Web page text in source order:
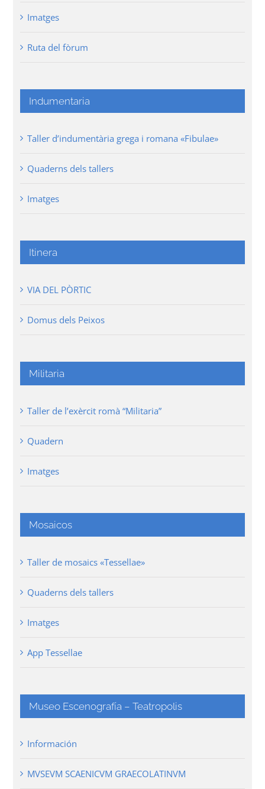
Imatges
Ruta del fòrum
Indumentaria
Taller d’indumentària grega i romana «Fibulae»
Quaderns dels tallers
Imatges
Itinera
VIA DEL PÒRTIC
Domus dels Peixos
Militaria
Taller de l’exèrcit romà “Militaria”
Quadern
Imatges
Mosaicos
Taller de mosaics «Tessellae»
Quaderns dels tallers
Imatges
App Tessellae
Museo Escenografía – Teatropolis
Información
MVSEVM SCAENICVM GRAECOLATINVM